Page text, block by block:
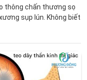
thông chấn thương sọ
sụp lún. Không biết